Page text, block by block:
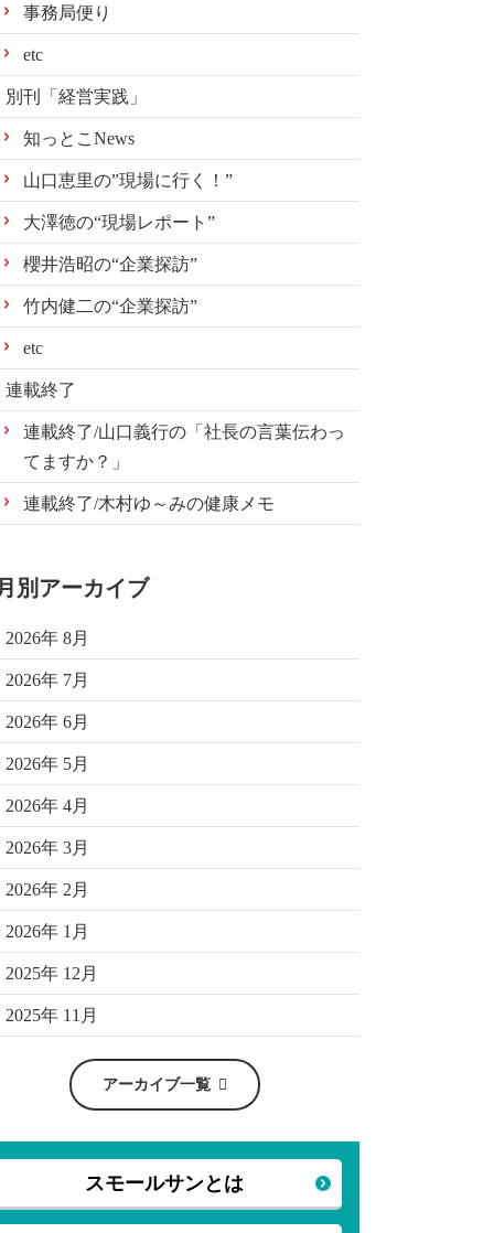
事務局便り
etc
別刊「経営実践」
知っとこNews
山口恵里の”現場に行く！”
大澤徳の“現場レポート”
櫻井浩昭の“企業探訪”
竹内健二の“企業探訪”
etc
連載終了
連載終了/山口義行の「社長の言葉伝わっ
てますか？」
連載終了/木村ゆ～みの健康メモ
別アーカイブ
2026年 8月
2026年 7月
2026年 6月
2026年 5月
2026年 4月
2026年 3月
2026年 2月
2026年 1月
2025年 12月
2025年 11月
アーカイブ一覧
スモールサンとは